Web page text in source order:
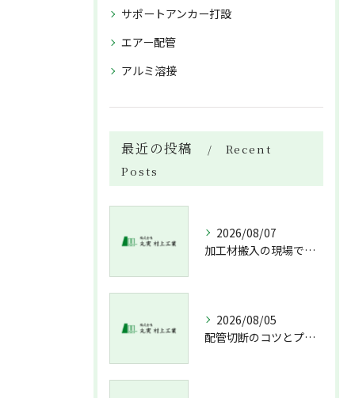
サポートアンカー打設
エアー配管
アルミ溶接
最近の投稿
Recent
Posts
2026/08/07
加工材搬入の現場で押さえておきたい流れと架台設置配管敷設までの実務解説
2026/08/05
配管切断のコツとプロが教える失敗しない工具選び